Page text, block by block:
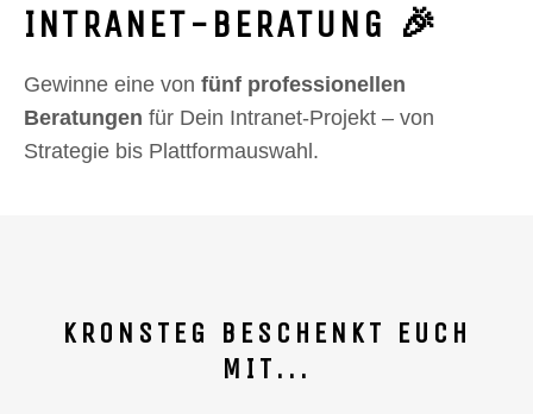
INTRANET-BERATUNG 🎉
Gewinne eine von fünf professionellen
Beratungen für Dein Intranet-Projekt – von
Strategie bis Plattformauswahl.
KRONSTEG BESCHENKT EUCH
MIT...